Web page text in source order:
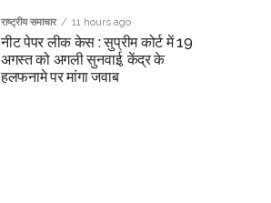
राष्ट्रीय समाचार 11 hours ago
नीट पेपर लीक केस : सुप्रीम कोर्ट में 19
अगस्त को अगली सुनवाई, केंद्र के
हलफनामे पर मांगा जवाब